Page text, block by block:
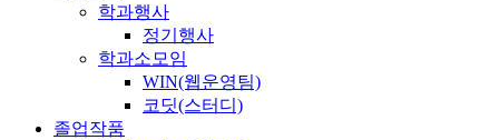
학과행사
정기행사
학과소모임
WIN(웹운영팀)
코딧(스터디)
졸업작품